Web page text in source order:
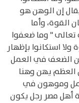
إن الوهن هو
القوة، وأما
تعالى " وما ضعفوا
استكانوا بإظهار
الضعف في العمل
العظم يهن وهنا
وموهون في
أهل مصر رجل يكون